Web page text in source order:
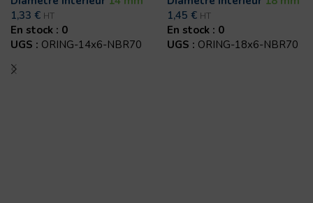
1,33 € HT
En stock : 0
UGS : ORING-14x6-NBR70
1,45 € HT
En stock : 0
UGS : ORING-18x6-NBR70